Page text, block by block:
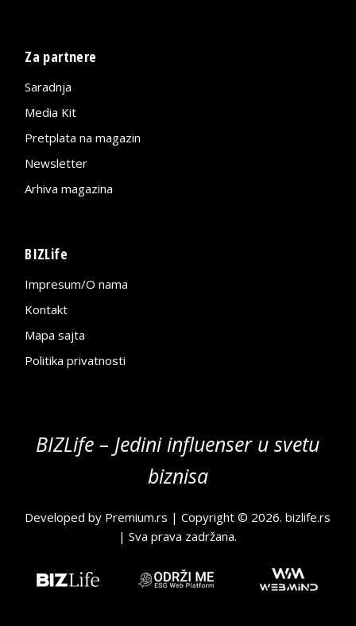
Za partnere
Saradnja
Media Kit
Pretplata na magazin
Newsletter
Arhiva magazina
BIZLife
Impresum/O nama
Kontakt
Mapa sajta
Politika privatnosti
BIZLife – Jedini influenser u svetu
biznisa
Developed by Premium.rs | Copyright © 2026.bizlife.rs
| Sva prava zadržana.